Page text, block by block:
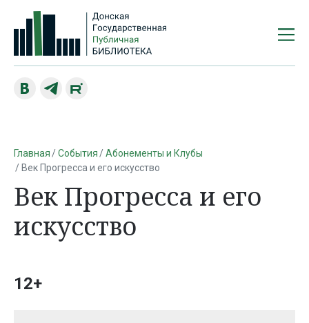
Главная События
Абонементы и Клубы
Век Прогресса и его искусство
Век Прогресса и его
искусство
12+